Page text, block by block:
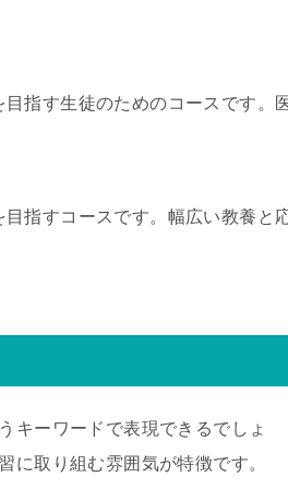
指す生徒のためのコースです。
指すコースです。幅広い教養と
キーワードで表現できるでしょ
に取り組む雰囲気が特徴です。